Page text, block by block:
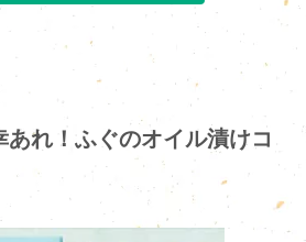
あれ！ふぐのオイル漬けコ